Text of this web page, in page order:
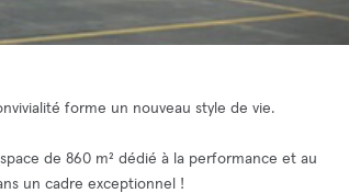
forme un nouveau style de vie.
de 860 m² dédié à la performance et au
un cadre exceptionnel !